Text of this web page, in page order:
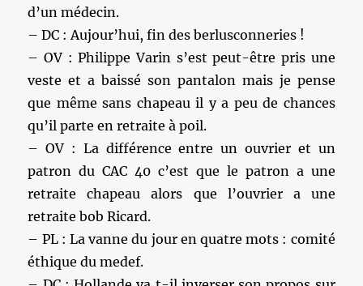
d’un médecin.
– DC : Aujour’hui, fin des berlusconneries !
– OV : Philippe Varin s’est peut-être pris une
veste et a baissé son pantalon mais je pense
que même sans chapeau il y a peu de chances
qu’il parte en retraite à poil.
– OV : La différence entre un ouvrier et un
patron du CAC 40 c’est que le patron a une
retraite chapeau alors que l’ouvrier a une
retraite bob Ricard.
– PL : La vanne du jour en quatre mots : comité
éthique du medef.